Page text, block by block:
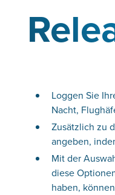
Loggen Sie
Nacht,
Zusätzlich zu
angeben,
Mit der
diese
haben,